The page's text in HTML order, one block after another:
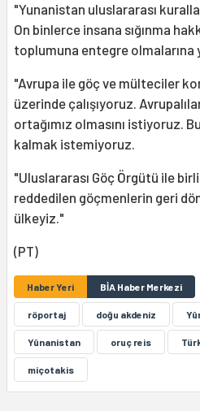
"Yunanistan uluslararası
On binlerce insana sığınma
toplumuna entegre olmalarına
"Avrupa ile göç ve mülteciler
üzerinde çalışıyoruz.
ortağımız olmasını istiyoruz.
kalmak istemiyoruz.
"Uluslararası Göç Örgütü ile
reddedilen göçmenlerin geri
ülkeyiz."
(PT)
Haber Yeri BİA Haber Merkezi
röportaj doğu akdeniz
Yûnanistan oruç reis
miçotakis